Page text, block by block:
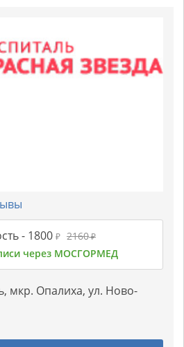
- 1800 ₽ 2160₽
через МОСГОРМЕД
мкр. Опалиха, ул. Ново-